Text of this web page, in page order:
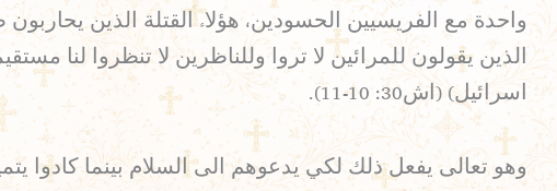
واحدة مع الفريسيين الحسودين، هؤلاء القتلة الذين
الذين يقولون للمرائين لا تروا وللناظرين لا تنظروا لنا
اسرائيل) (اش30: 10-11).
وهو تعالى يفعل ذلك لكي يدعوهم الى السلام بينما كادوا